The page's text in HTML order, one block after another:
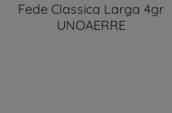
Fede Classica Larga 4gr
UNOAERRE